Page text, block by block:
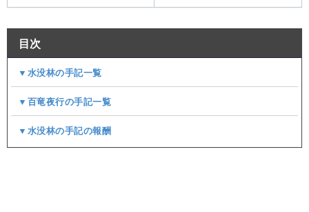
目次
▼水没林の手記一覧
▼百竜夜行の手記一覧
▼水没林の手記の報酬